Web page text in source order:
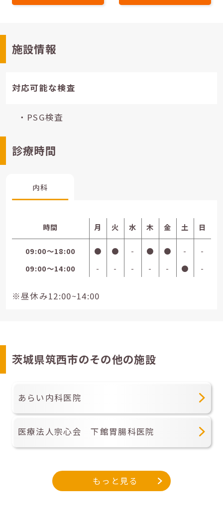
施設情報
対応可能な検査
・PSG検査
診療時間
内科
時間 月 火 水 木 金 土 日
09:00〜18:00 ● ● - ● ● -
-
09:00〜14:00
- - - - - ● -
※昼休み12:00~14:00
茨城県筑西市のその他の施設
あらい内科医院
医療法人宗心会 下館胃腸科医院
もっと見る